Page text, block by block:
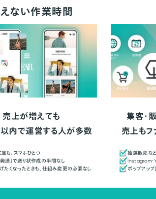
ない作業時間
売上が増えても
内で運営する人が多数
も、スマホひとつ
発送」で送り状作成の手間なし
たくなったときも、仕組み変更の必要なし
集客・
売上もフ
抽選販売な
Instagram・
ポップアップ